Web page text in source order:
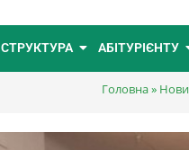
СТРУКТУРА АБІТУРІЄНТУ
Головна»